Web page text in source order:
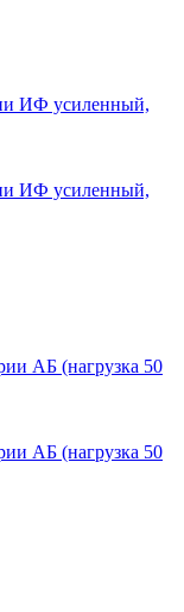
ИФ усиленный,
ИФ усиленный,
АБ (нагрузка 50
АБ (нагрузка 50